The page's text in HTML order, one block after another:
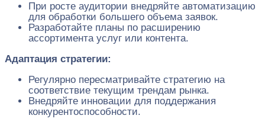
При росте аудитории внедряйте автоматизацию
для обработки большего объема заявок.
Разработайте планы по расширению
ассортимента услуг или контента.
Адаптация стратегии:
Регулярно пересматривайте стратегию на
соответствие текущим трендам рынка.
Внедряйте инновации для поддержания
конкурентоспособности.